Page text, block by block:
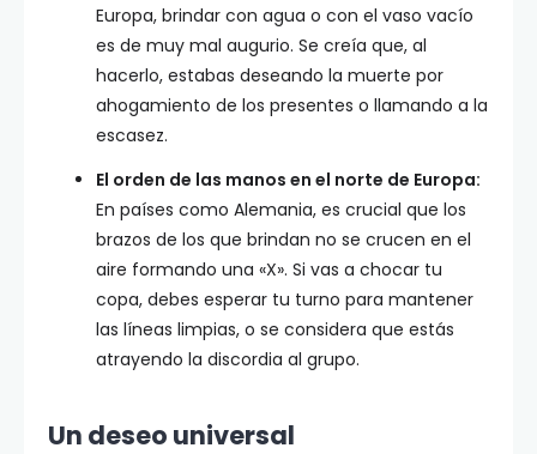
Europa, brindar con agua o con el vaso vacío
es de muy mal augurio. Se creía que, al
hacerlo, estabas deseando la muerte por
ahogamiento de los presentes o llamando a la
escasez.
El orden de las manos en el norte de Europa:
En países como Alemania, es crucial que los
brazos de los que brindan no se crucen en el
aire formando una «X». Si vas a chocar tu
copa, debes esperar tu turno para mantener
las líneas limpias, o se considera que estás
atrayendo la discordia al grupo.
Un deseo universal